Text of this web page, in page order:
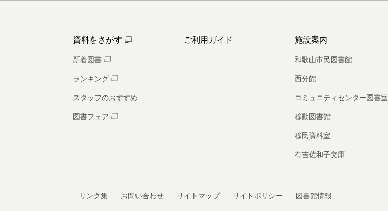
資料をさがす
新着図書
ランキング
スタッフのおすすめ
図書フェア
ご利用ガイド 施設案内
和歌山市民図書館
西分館
コミュニティセンター図書室
移動図書館
移民資料室
有吉佐和子文庫
リンク集 お問い合わせ サイトマップ サイトポリシー 図書館情報